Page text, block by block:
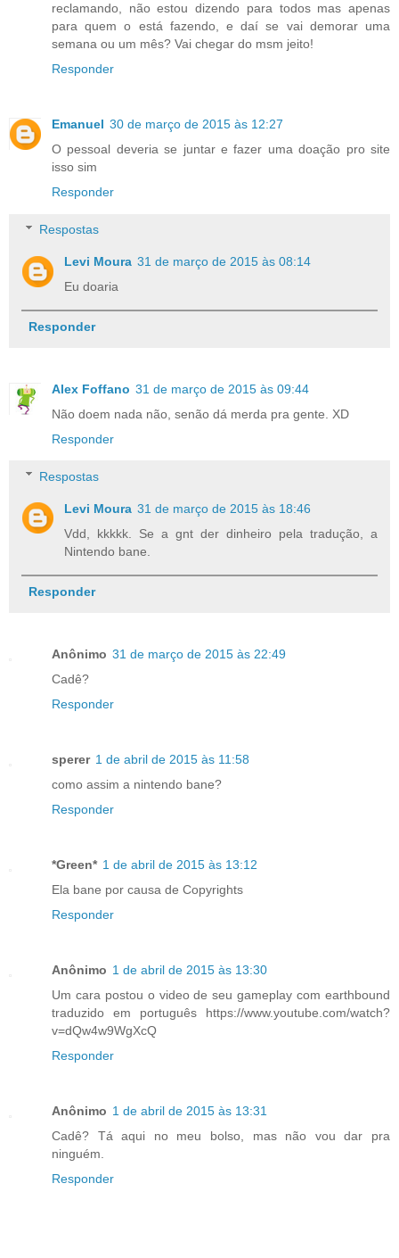
reclamando, não estou dizendo para todos mas apenas
para quem o está fazendo, e daí se vai demorar uma
semana ou um mês? Vai chegar do msm jeito!
Responder
Emanuel 30 de março de 2015 às 12:27
O pessoal deveria se juntar e fazer uma doação pro site
isso sim
Responder
Respostas
Levi Moura 31 de março de 2015 às 08:14
Eu doaria
Responder
Alex Foffano 31 de março de 2015 às 09:44
Não doem nada não, senão dá merda pra gente. XD
Responder
Respostas
Levi Moura 31 de março de 2015 às 18:46
Vdd, kkkkk. Se a gnt der dinheiro pela tradução, a
Nintendo bane.
Responder
Anônimo 31 de março de 2015 às 22:49
Cadê?
Responder
sperer 1 de abril de 2015 às 11:58
como assim a nintendo bane?
Responder
*Green* 1 de abril de 2015 às 13:12
Ela bane por causa de Copyrights
Responder
Anônimo 1 de abril de 2015 às 13:30
Um cara postou o video de seu gameplay com earthbound
traduzido em português https://www.youtube.com/watch?
v=dQw4w9WgXcQ
Responder
Anônimo 1 de abril de 2015 às 13:31
Cadê? Tá aqui no meu bolso, mas não vou dar pra
ninguém.
Responder